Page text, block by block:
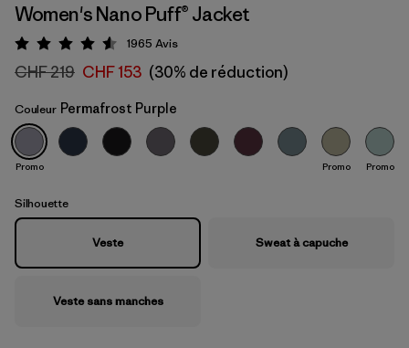
Women's Nano Puff® Jacket
Évaluation: 4.6 / 5
1965 Avis
CHF 219 CHF 153 (30% de réduction)
Couleur Permafrost Purple
Promo Promo Promo
Silhouette
Veste Sweat à capuche
Veste sans manches